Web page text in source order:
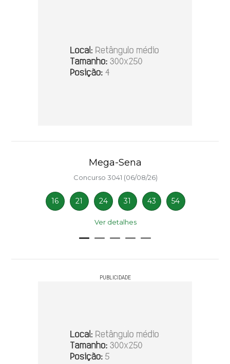
Mega-Sena
Concurso 3041 (06/08/26)
16 21 24 31 43 54
Ver detalhes
PUBLICIDADE